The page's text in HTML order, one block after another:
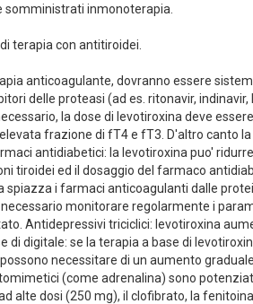
inmonoterapia.
terapia con antitiroidei.
anticoagulante, dovranno essere
delle proteasi (ad es. ritonavir, indinavir,
la dose di levotiroxina deve
frazione di fT4 e fT3. D'altro canto
antidiabetici: la levotiroxina puo'
tiroidei ed il dosaggio del farmaco
i farmaci anticoagulanti dalle
monitorare regolarmente i
Antidepressivi triciclici: levotiroxina
digitale: se la terapia a base di
necessitare di un aumento
(come adrenalina) sono
alte dosi (250 mg), il clofibrato, la